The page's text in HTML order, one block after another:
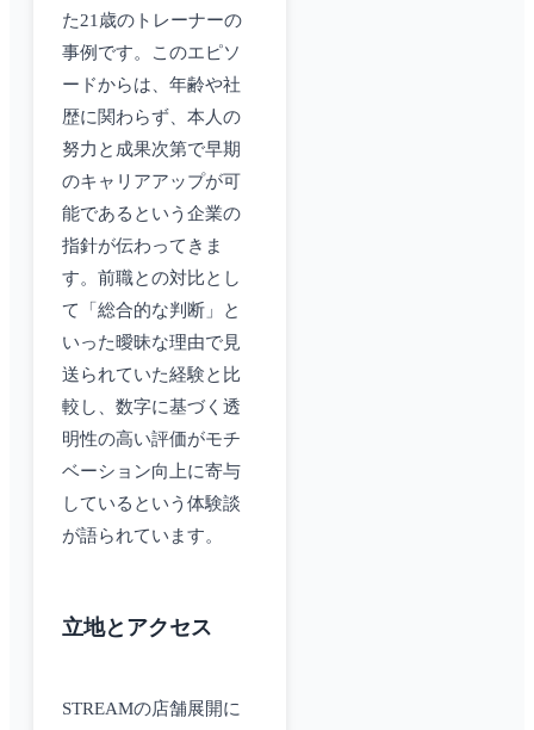
た21歳のトレーナーの
事例です。このエピソ
ードからは、年齢や社
歴に関わらず、本人の
努力と成果次第で早期
のキャリアアップが可
能であるという企業の
指針が伝わってきま
す。前職との対比とし
て「総合的な判断」と
いった曖昧な理由で見
送られていた経験と比
較し、数字に基づく透
明性の高い評価がモチ
ベーション向上に寄与
しているという体験談
が語られています。
立地とアクセス
STREAMの店舗展開に